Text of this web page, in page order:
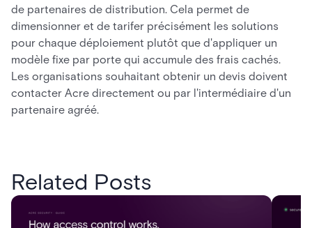
de partenaires de distribution. Cela permet de
dimensionner et de tarifer précisément les solutions
pour chaque déploiement plutôt que d'appliquer un
modèle fixe par porte qui accumule des frais cachés.
Les organisations souhaitant obtenir un devis doivent
contacter Acre directement ou par l'intermédiaire d'un
partenaire agréé.
Related Posts